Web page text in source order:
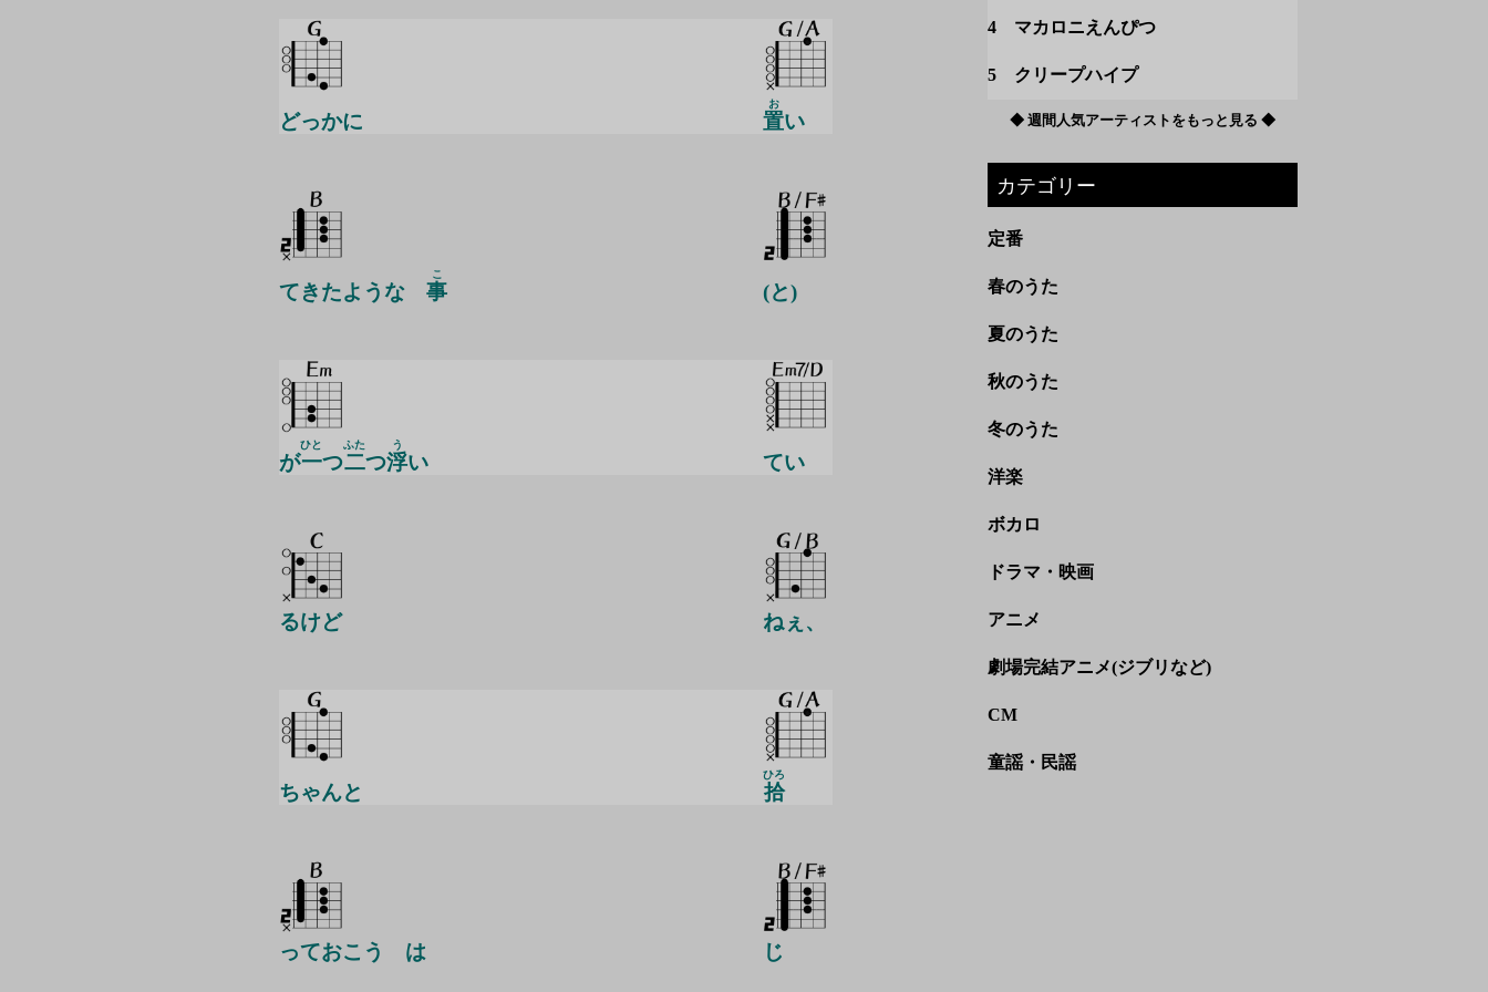
どっかに 置
お
い
てきたような 事
こ
(と)
が一
ひと
つ二
ふた
つ浮
う
い てい
るけど ねぇ、
ちゃんと 拾
ひろ
っておこう は じ
4 マカロニえんぴつ
5 クリープハイプ
◆ 週間人気アーティストをもっと見る ◆
カテゴリー
定番
春のうた
夏のうた
秋のうた
冬のうた
洋楽
ボカロ
ドラマ・映画
アニメ
劇場完結アニメ(ジブリなど)
CM
童謡・民謡